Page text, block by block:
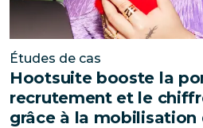
Études de cas
Hootsuite booste la
recrutement et le
grâce à la mobilisation